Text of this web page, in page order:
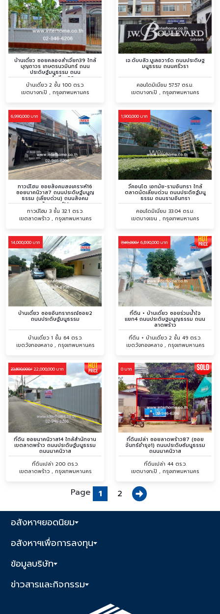
บ้านเดี่ยว ซอยคลองลำเจียก39 ใกล้
บุญถาวร เกษตรนวมินทร์ ถนน
ประดิษฐ์มนูธรรม ถนน
คลองลำเจียก39
บ้านเดี่ยว 2 ชั้น 100 ตร.ว.
เขตบางกะปิ , กรุงเทพมหานคร
เจ.ดับบลิว.บูเลอวาร์ด ถนนประดิษฐ
มนูธรรม ถนนศรีวรา
คอนโดมิเนียม 57.57 ตร.ม.
เขตบางกะปิ , กรุงเทพมหานคร
6,990,000 บาท
ทาวน์โฮม ซอยสังคมสงเคราะห์16
ซอยนาคนิวาส7 ถนนประดิษฐ์มนูญ
ธรรม (เลียบด่วน) ถนนสังคม
สังเคราะห์14
ทาวน์โฮม 3 ชั้น 32.1 ตร.ว.
เขตลาดพร้าว , กรุงเทพมหานคร
1,900,000 บาท
วีคอนโด เอกมัย-รามอินทรา ใกล้
ตลาดนัดเลียบด่วน ถนนประดิซฐ์มนู
ธรรม ถนนรามอินทรา
คอนโดมิเนียม 33.04 ตร.ม.
เขตบางเขน , กรุงเทพมหานคร
14,000,000 บาท
บ้านเดี่ยว ซอยอินทราภรณ์ซอย2
ถนนประดิษฐ์มนูธรรม
บ้านเดี่ยว 1 ชั้น 64 ตร.ว.
เขตวังทองหลาง , กรุงเทพมหานคร
7,149,000/ 6,890,000 บาท
ที่ดิน + บ้านเดี่ยว ซอยร่วมน้ำใจ
แยก4 ถนนประดิษฐมนูญธรรม ถนน
ลาดพร้าว
ที่ดิน + บ้านเดี่ยว 2 ชั้น 49 ตร.ว.
เขตวังทองหลาง , กรุงเทพมหานคร
23,800,000/ 22,000,000 บาท
ที่ดิน ซอยนาคนิวาส14 ใกล้สำนักงาน
เขตลาดพร้าว ถนนประดิษฐ์มนูธรรม
ถนนนาคนิวาส
ที่ดินเปล่า 200 ตร.ว.
เขตลาดพร้าว , กรุงเทพมหานคร
0 บาท
ที่ดินเปล่า ซอยลาดพร้าว87 (ซอย
จันทร์อำรุง1) ถนนประดิษซ์มนูธรรม
ถนนนาคนิวาส
ที่ดินเปล่า 44 ตร.ว.
เขตบางกะปิ , กรุงเทพมหานคร
Page 1 2
อสังหาฯยอดนิยม
อสังหาฯเพื่อการลงทุน
ข้อมูลบริษัท
ข่าวสารและกิจกรรม